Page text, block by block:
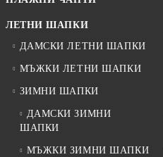
ЛЕТНИ ШАПКИ
ДАМСКИ ЛЕТНИ ШАПКИ
МЪЖКИ ЛЕТНИ ШАПКИ
ЗИМНИ ШАПКИ
ДАМСКИ ЗИМНИ
ШАПКИ
МЪЖКИ ЗИМНИ ШАПКИ